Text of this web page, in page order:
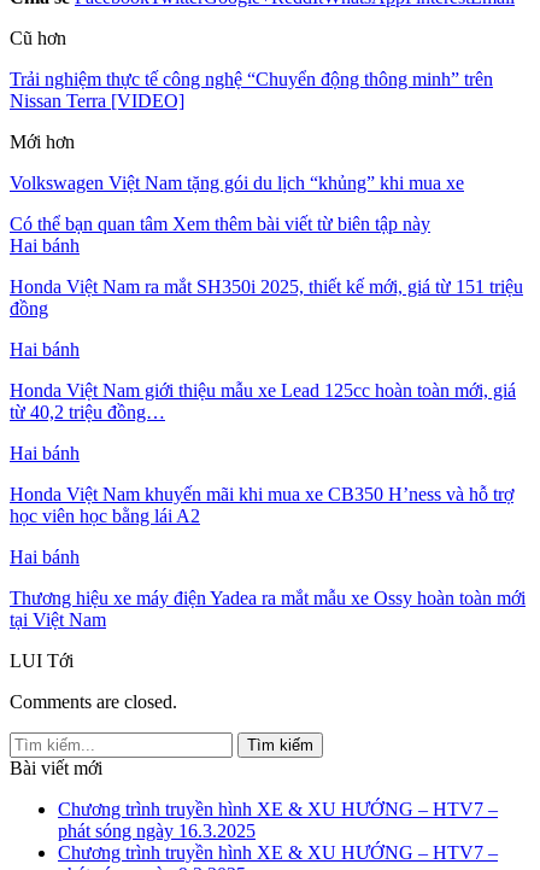
Cũ hơn
Trải nghiệm thực tế công nghệ “Chuyển động thông minh” trên
Nissan Terra [VIDEO]
Mới hơn
Volkswagen Việt Nam tặng gói du lịch “khủng” khi mua xe
Có thể bạn quan tâm Xem thêm bài viết từ biên tập này
Hai bánh
Honda Việt Nam ra mắt SH350i 2025, thiết kế mới, giá từ 151 triệu
đồng
Hai bánh
Honda Việt Nam giới thiệu mẫu xe Lead 125cc hoàn toàn mới, giá
từ 40,2 triệu đồng…
Hai bánh
Honda Việt Nam khuyến mãi khi mua xe CB350 H’ness và hỗ trợ
học viên học bằng lái A2
Hai bánh
Thương hiệu xe máy điện Yadea ra mắt mẫu xe Ossy hoàn toàn mới
tại Việt Nam
LUI Tới
Comments are closed.
Bài viết mới
Chương trình truyền hình XE & XU HƯỚNG – HTV7 –
phát sóng ngày 16.3.2025
Chương trình truyền hình XE & XU HƯỚNG – HTV7 –